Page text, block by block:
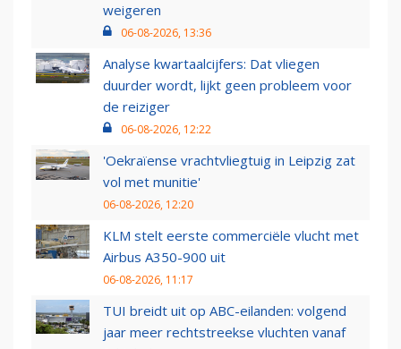
weigeren
06-08-2026, 13:36
Analyse kwartaalcijfers: Dat vliegen
duurder wordt, lijkt geen probleem voor
de reiziger
06-08-2026, 12:22
'Oekraïense vrachtvliegtuig in Leipzig zat
vol met munitie'
06-08-2026, 12:20
KLM stelt eerste commerciële vlucht met
Airbus A350-900 uit
06-08-2026, 11:17
TUI breidt uit op ABC-eilanden: volgend
jaar meer rechtstreekse vluchten vanaf